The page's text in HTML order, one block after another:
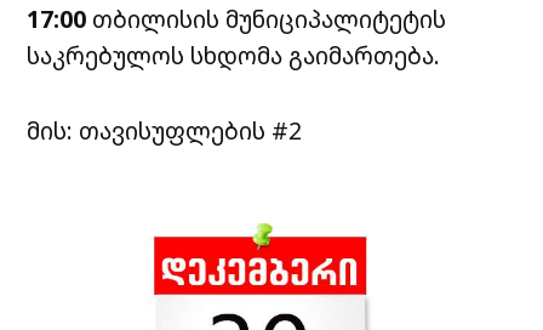
17:00 თბილისის მუნიციპალიტეტის
საკრებულოს სხდომა გაიმართება.
მის: თავისუფლების #2